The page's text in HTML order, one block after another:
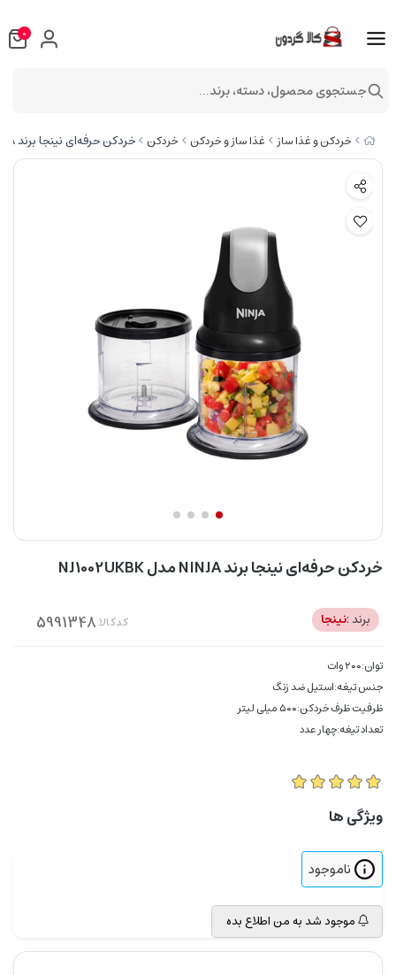
خردکن و غذا ساز غذا ساز و خردکن خردکن خردکن حرفه‌ای نینجا برند NINJA مدل NJ1002UKBK
خردکن حرفه‌ای نینجا برند NINJA مدل NJ1002UKBK
برند :نینجا کدکالا:
توان:۲۰۰ وات
جنس تیغه:استیل ضد زنگ
ظرفیت ظرف خردکن:۵۰۰ میلی لیتر
تعداد تیغه:چهار عدد
ویژگی ها
ناموجود
موجود شد به من اطلاع بده
0
جستجوی محصول، دسته، برند...